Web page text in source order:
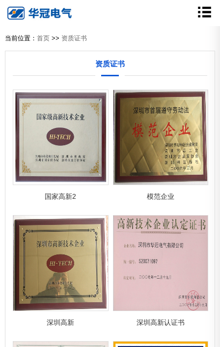
当前位置： 首页 >> 资质证书
资质证书
国家高新2 模范企业
深圳高新 深圳高新认证书